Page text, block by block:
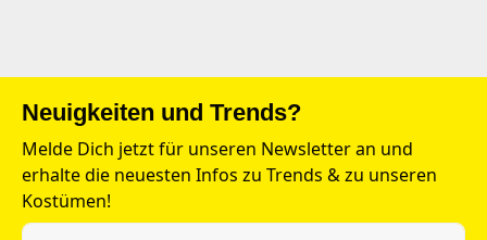
Neuigkeiten und Trends?
Melde Dich jetzt für unseren Newsletter an und
erhalte die neuesten Infos zu Trends & zu unseren
Kostümen!